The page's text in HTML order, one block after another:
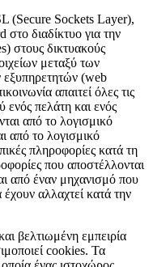
(Secure Sockets Layer),
διαδίκτυο για την
στους δικτυακούς
μεταξύ των
εξυπηρετητών (web
απαιτεί όλες τις
ενός πελάτη και ενός
από το λογισμικό
από το λογισμικό
πληροφορίες κατά τη
που αποστέλλονται
από έναν μηχανισμό που
αλλαχτεί κατά την
βελτιωμένη εμπειρία
cookies. Τα